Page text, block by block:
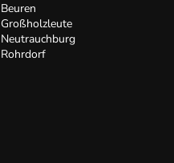
Beuren
Großholzleute
Neutrauchburg
Rohrdorf